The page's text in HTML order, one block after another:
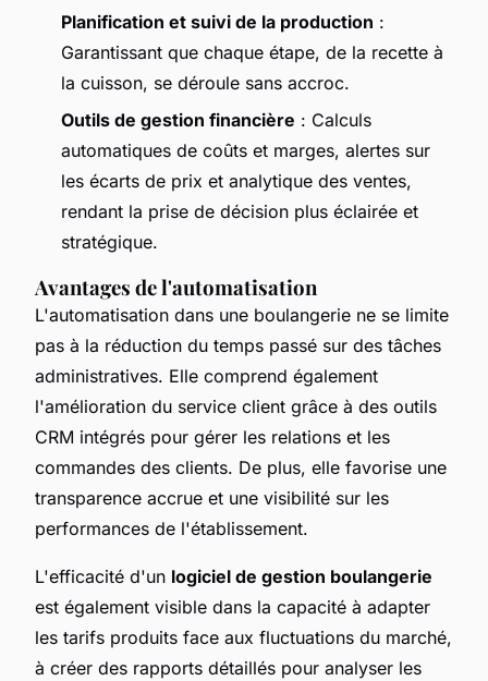
Planification et suivi de la production :
Garantissant que chaque étape, de la recette à
la cuisson, se déroule sans accroc.
Outils de gestion financière : Calculs
automatiques de coûts et marges, alertes sur
les écarts de prix et analytique des ventes,
rendant la prise de décision plus éclairée et
stratégique.
Avantages de l'automatisation
L'automatisation dans une boulangerie ne se limite
pas à la réduction du temps passé sur des tâches
administratives. Elle comprend également
l'amélioration du service client grâce à des outils
CRM intégrés pour gérer les relations et les
commandes des clients. De plus, elle favorise une
transparence accrue et une visibilité sur les
performances de l'établissement.
L'efficacité d'un logiciel de gestion boulangerie
est également visible dans la capacité à adapter
les tarifs produits face aux fluctuations du marché,
à créer des rapports détaillés pour analyser les